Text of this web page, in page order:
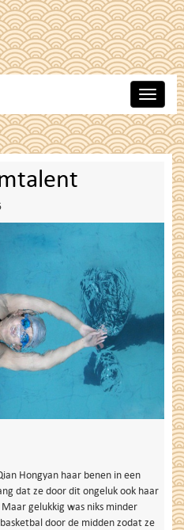
Toggle
Hongyan haar benen in een
dat ze door dit ongeluk ook haar
gelukkig was niks minder
door de midden zodat ze